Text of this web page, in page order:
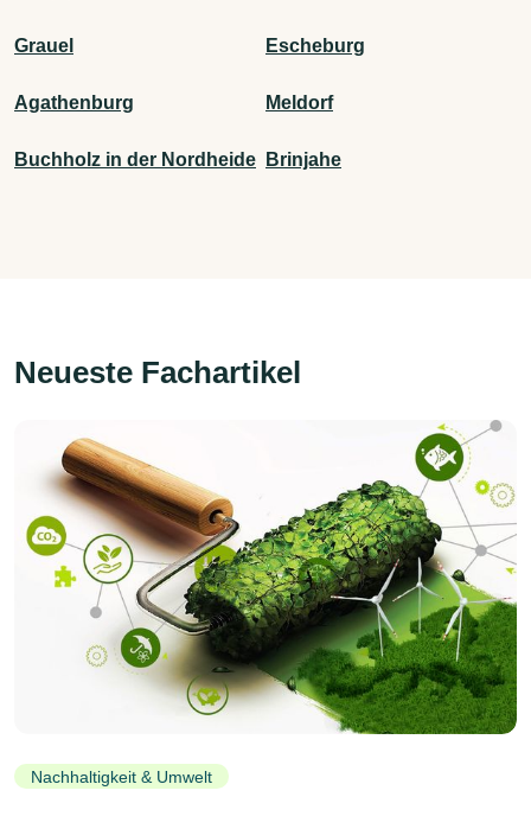
Grauel Escheburg
Agathenburg Meldorf
Buchholz in der Nordheide Brinjahe
Neueste Fachartikel
Nachhaltigkeit & Umwelt